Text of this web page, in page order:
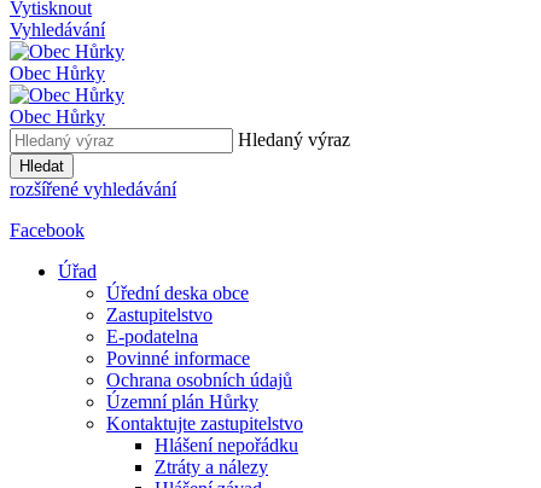
Vytisknout
Vyhledávání
Obec Hůrky
Obec Hůrky
Hledaný výraz
Hledat
rozšířené vyhledávání
Facebook
Úřad
Úřední deska obce
Zastupitelstvo
E-podatelna
Povinné informace
Ochrana osobních údajů
Územní plán Hůrky
Kontaktujte zastupitelstvo
Hlášení nepořádku
Ztráty a nálezy